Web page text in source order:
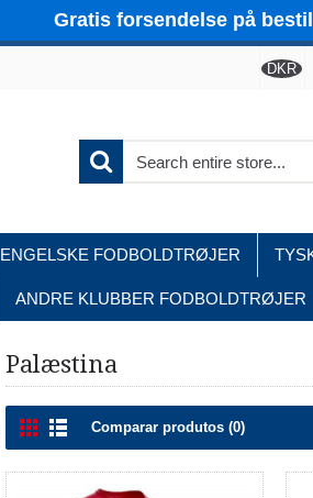
Gratis forsendelse på
DKR
ENGELSKE FODBOLDTRØJER
ANDRE KLUBBER FODBOLDTRØJER
Home
Palæstina
Comparar produtos (0)